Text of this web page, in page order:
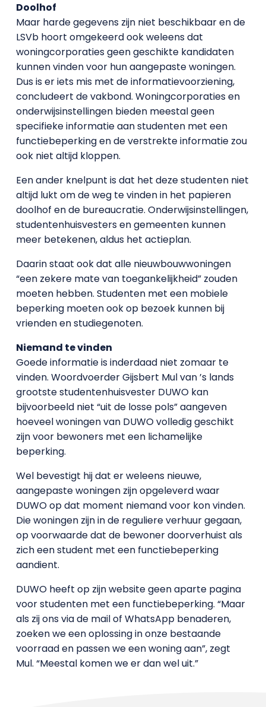
Doolhof
Maar harde gegevens zijn niet beschikbaar en de
LSVb hoort omgekeerd ook weleens dat
woningcorporaties geen geschikte kandidaten
kunnen vinden voor hun aangepaste woningen.
Dus is er iets mis met de informatievoorziening,
concludeert de vakbond. Woningcorporaties en
onderwijsinstellingen bieden meestal geen
specifieke informatie aan studenten met een
functiebeperking en de verstrekte informatie zou
ook niet altijd kloppen.
Een ander knelpunt is dat het deze studenten niet
altijd lukt om de weg te vinden in het papieren
doolhof en de bureaucratie. Onderwijsinstellingen,
studentenhuisvesters en gemeenten kunnen
meer betekenen, aldus het actieplan.
Daarin staat ook dat alle nieuwbouwwoningen
“een zekere mate van toegankelijkheid” zouden
moeten hebben. Studenten met een mobiele
beperking moeten ook op bezoek kunnen bij
vrienden en studiegenoten.
Niemand te vinden
Goede informatie is inderdaad niet zomaar te
vinden. Woordvoerder Gijsbert Mul van ’s lands
grootste studentenhuisvester DUWO kan
bijvoorbeeld niet “uit de losse pols” aangeven
hoeveel woningen van DUWO volledig geschikt
zijn voor bewoners met een lichamelijke
beperking.
Wel bevestigt hij dat er weleens nieuwe,
aangepaste woningen zijn opgeleverd waar
DUWO op dat moment niemand voor kon vinden.
Die woningen zijn in de reguliere verhuur gegaan,
op voorwaarde dat de bewoner doorverhuist als
zich een student met een functiebeperking
aandient.
DUWO heeft op zijn website geen aparte pagina
voor studenten met een functiebeperking. “Maar
als zij ons via de mail of WhatsApp benaderen,
zoeken we een oplossing in onze bestaande
voorraad en passen we een woning aan”, zegt
Mul. “Meestal komen we er dan wel uit.”